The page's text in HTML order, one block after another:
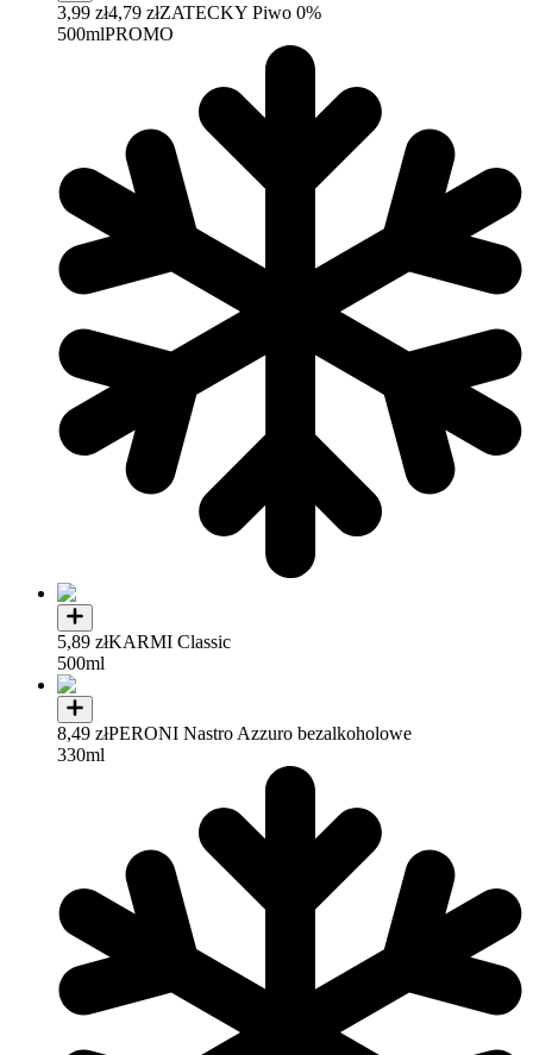
3,99 zł4,79 złZATECKY Piwo 0%
500mlPROMO
5,89 złKARMI Classic
500ml
8,49 złPERONI Nastro Azzuro bezalkoholowe
330ml